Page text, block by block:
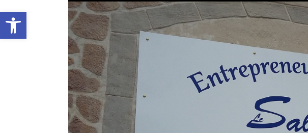
Ouvrir la barre d’outils